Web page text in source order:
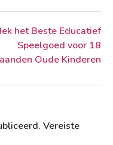
het Beste Educatief
Speelgoed voor 18
Oude Kinderen
Vereiste